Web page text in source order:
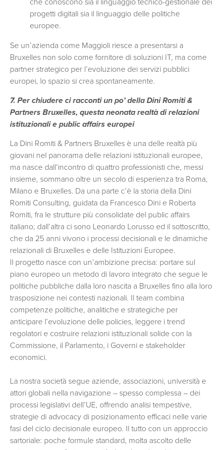
che conoscono sia il linguaggio tecnico-gestionale dei
progetti digitali sia il linguaggio delle politiche
europee.
Se un’azienda come Maggioli riesce a presentarsi a
Bruxelles non solo come fornitore di soluzioni IT, ma come
partner strategico per l’evoluzione dei servizi pubblici
europei, lo spazio si crea spontaneamente.
7. Per chiudere ci racconti un po’ della Dini Romiti &
Partners Bruxelles, questa neonata realtà di relazioni
istituzionali e public affairs europei
La Dini Romiti & Partners Bruxelles è una delle realtà più
giovani nel panorama delle relazioni istituzionali europee,
ma nasce dall’incontro di quattro professionisti che, messi
insieme, sommano oltre un secolo di esperienza tra Roma,
Milano e Bruxelles. Da una parte c’è la storia della Dini
Romiti Consulting, guidata da Francesco Dini e Roberta
Romiti, fra le strutture più consolidate del public affairs
italiano; dall’altra ci sono Leonardo Lorusso ed il sottoscritto,
che da 25 anni vivono i processi decisionali e le dinamiche
relazionali di Bruxelles e delle Istituzioni Europee.
Il progetto nasce con un’ambizione precisa: portare sul
piano europeo un metodo di lavoro integrato che segue le
politiche pubbliche dalla loro nascita a Bruxelles fino alla loro
trasposizione nei contesti nazionali. Il team combina
competenze politiche, analitiche e strategiche per
anticipare l’evoluzione delle policies, leggere i trend
regolatori e costruire relazioni istituzionali solide con la
Commissione, il Parlamento, i Governi e stakeholder
economici.
La nostra società segue aziende, associazioni, università e
attori globali nella navigazione – spesso complessa – dei
processi legislativi dell’UE, offrendo analisi tempestive,
strategie di advocacy di posizionamento efficaci nelle varie
fasi del ciclo decisionale europeo. Il tutto con un approccio
sartoriale: poche formule standard, molta ascolto delle